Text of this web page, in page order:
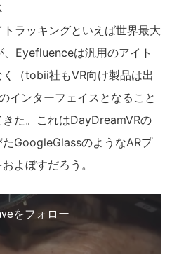
ラッキングといえば世界最大
、Eyefluenceは汎用のアイト
（tobii社もVR向け製品は出
インターフェイスとなること
た。これはDayDreamVRの
GoogleGlassのようなARプ
よぼすだろう。
をフォロー